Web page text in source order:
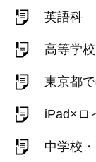
英語科
高等学
東京都
iPad×ロ
中学校